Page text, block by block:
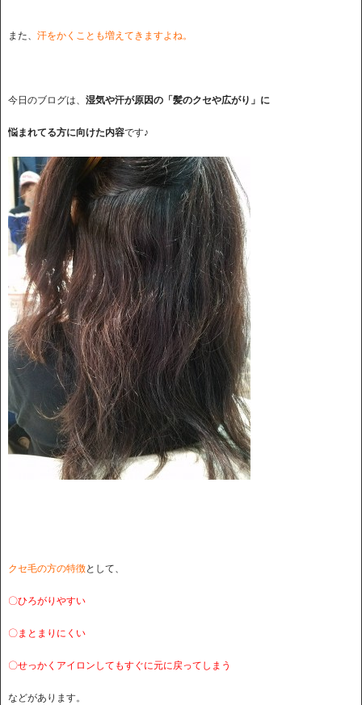
また、 汗をかくことも増えてきますよね。
今日のブログは、 湿気や汗が原因の「髪のクセや広がり」に
悩まれてる方に向けた内容です♪
クセ毛の方の特徴として、
〇ひろがりやすい
〇まとまりにくい
〇せっかくアイロンしてもすぐに元に戻ってしまう
などがあります。